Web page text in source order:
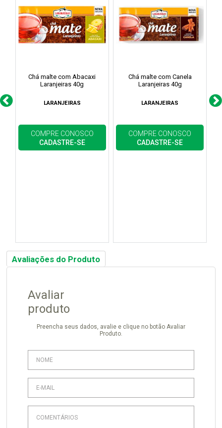
Chá malte com Abacaxi
Laranjeiras 40g
LARANJEIRAS
COMPRE CONOSCO
CADASTRE-SE
Chá malte com Canela
Laranjeiras 40g
LARANJEIRAS
COMPRE CONOSCO
CADASTRE-SE
Avaliações do Produto
Avaliar
produto
Preencha seus dados, avalie e clique no botão Avaliar
Produto.